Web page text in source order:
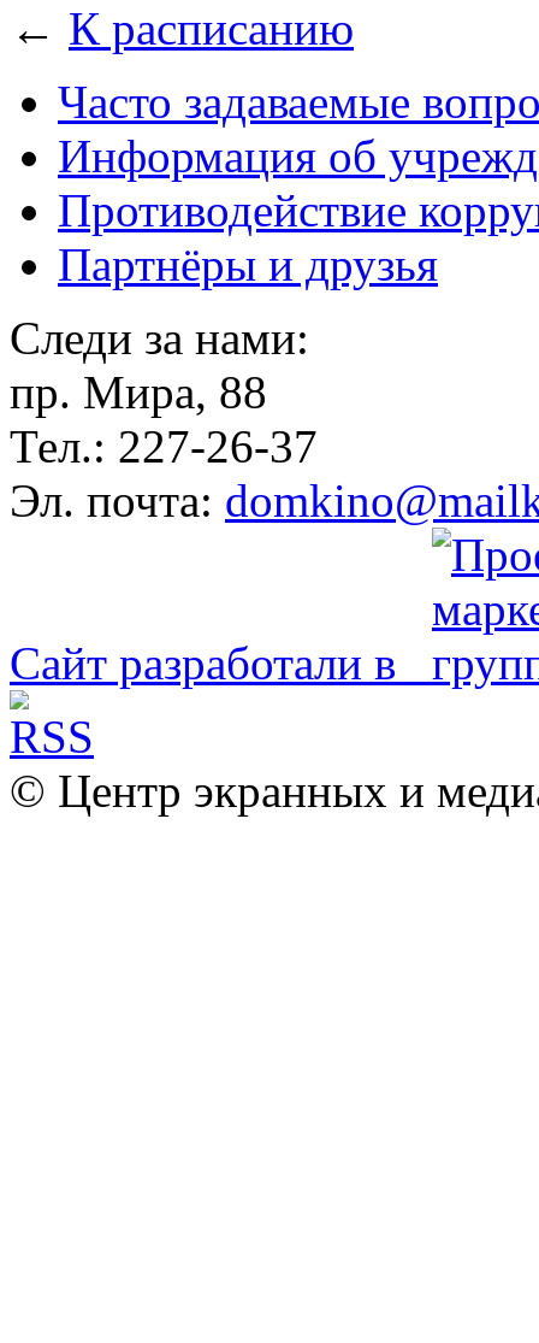
← К расписанию
Часто задаваемые
Информация об
Противодействие
Партнёры и друзья
Следи за нами:
пр. Мира, 88
Тел.: 227-26-37
Эл. почта:
Сайт разработали в
© Центр экранных и